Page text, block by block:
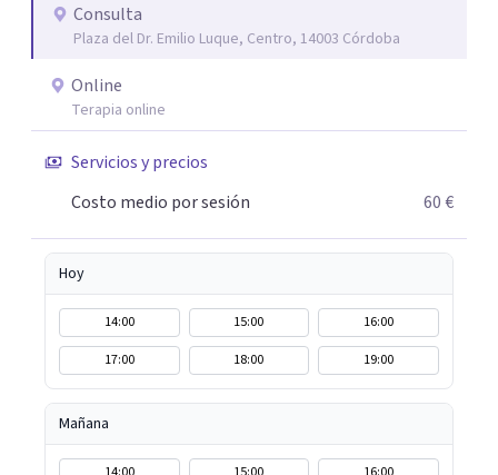
(Terapia de Aceptación y Compromiso), análisis de
conducta, terapia sistémica y mindfulness, además de
atención profesional, cercana y práctica, que ayude a
adolescentes y familias a recuperar el equilibrio
emocional y fortalecer sus elaciones
Consulta
Plaza del Dr. Emilio Luque, Centro, 14003 Córdoba
Online
Terapia online
Servicios y precios
Costo medio por sesión
60 €
Hoy
14:00 15:00
16:00
17:00
18:00 19:00
Mañana